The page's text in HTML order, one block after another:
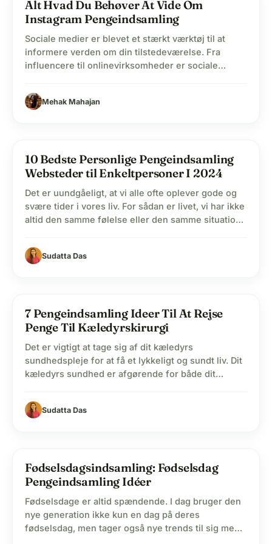
Alt Hvad Du Behøver At Vide Om
Instagram Pengeindsamling
Sociale medier er blevet et stærkt værktøj til at
informere verden om din tilstedeværelse. Fra
influencere til onlinevirksomheder er sociale
mennesker. Ved at udnytte kraften i de sociale
medier kan man opnå en god indkomst til sit
Mehak Mahajan
10 Bedste Personlige Pengeindsamling
Websteder til Enkeltpersoner I 2024
Det er uundgåeligt, at vi alle ofte oplever gode og
svære tider i vores liv. For sådan er livet, vi har ikke
altid den samme følelse eller den samme situation
massiv pandemi har mental sundhed været i fokus.
Pandemien har fået os til at indse,…
Sudatta Das
pets
7 Pengeindsamling Ideer Til At Rejse
Penge Til Kæledyrskirurgi
Det er vigtigt at tage sig af dit kæledyrs
sundhedspleje for at få et lykkeligt og sundt liv. Dit
kæledyrs sundhed er afgørende for både dit
redde alle fra forebyggelige sygdomme og
parasitbekæmpelse. Regelmæssige
Sudatta Das
person
Fødselsdagsindsamling: Fødselsdag
Pengeindsamling Idéer
Fødselsdage er altid spændende. I dag bruger den
nye generation ikke kun en dag på deres
fødselsdag, men tager også nye trends til sig med